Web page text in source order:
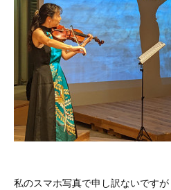
私のスマホ写真で申し訳ないですが